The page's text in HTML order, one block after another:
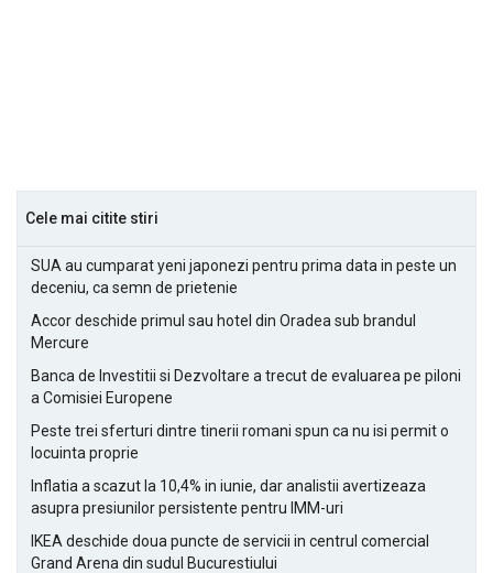
Cele mai citite stiri
SUA au cumparat yeni japonezi pentru prima data in peste un
deceniu, ca semn de prietenie
Accor deschide primul sau hotel din Oradea sub brandul
Mercure
Banca de Investitii si Dezvoltare a trecut de evaluarea pe piloni
a Comisiei Europene
Peste trei sferturi dintre tinerii romani spun ca nu isi permit o
locuinta proprie
Inflatia a scazut la 10,4% in iunie, dar analistii avertizeaza
asupra presiunilor persistente pentru IMM-uri
IKEA deschide doua puncte de servicii in centrul comercial
Grand Arena din sudul Bucurestiului